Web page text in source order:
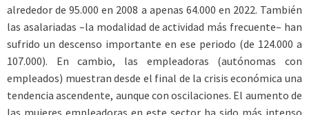
alrededor de 95.000 en 2008 a apenas 64.000 en 2022. También
las asalariadas –la modalidad de actividad más frecuente– han
sufrido un descenso importante en ese periodo (de 124.000 a
107.000). En cambio, las empleadoras (autónomas con
empleados) muestran desde el final de la crisis económica una
tendencia ascendente, aunque con oscilaciones. El aumento de
las mujeres empleadoras en este sector ha sido más intenso